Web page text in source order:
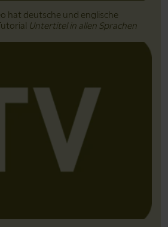
hat deutsche und englische
Untertitel in allen Sprachen